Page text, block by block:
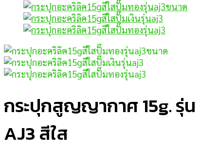
กระปุกสูญญากาศ 15g. รุ่น
AJ3 สีใส